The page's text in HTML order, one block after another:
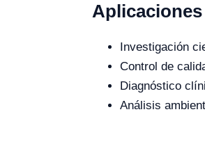
Investigación
Control de
Diagnóstico
Análisis